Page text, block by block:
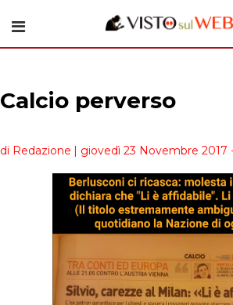
Calcio perverso
di Redazione | giovedì 23 Novembre 2017 -